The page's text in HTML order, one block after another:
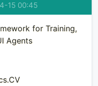
15 00:45
for Training,
Agents